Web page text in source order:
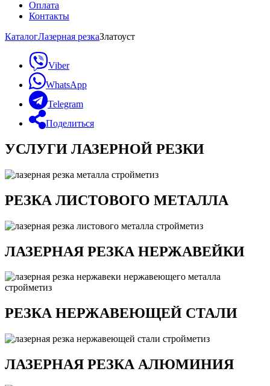
Оплата
Контакты
КаталогЛазерная резкаЗлатоуст
Viber
WhatsApp
Telegram
Поделиться
УСЛУГИ ЛАЗЕРНОЙ РЕЗКИ
РЕЗКА ЛИСТОВОГО МЕТАЛЛА
ЛАЗЕРНАЯ РЕЗКА НЕРЖАВЕЙКИ
РЕЗКА НЕРЖАВЕЮЩЕЙ СТАЛИ
ЛАЗЕРНАЯ РЕЗКА АЛЮМИНИЯ